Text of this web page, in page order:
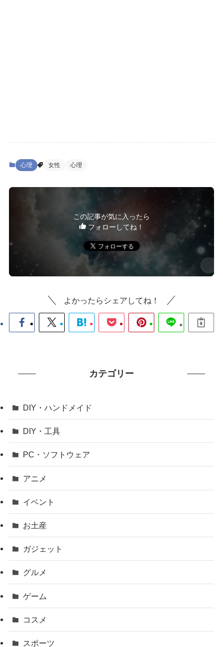
心理 女性 心理
この記事が気に入ったら
フォローしてね！
よかったらシェアしてね！
カテゴリー
DIY・ハンドメイド
DIY・工具
PC・ソフトウェア
アニメ
イベント
お土産
ガジェット
グルメ
ゲーム
コスメ
スポーツ